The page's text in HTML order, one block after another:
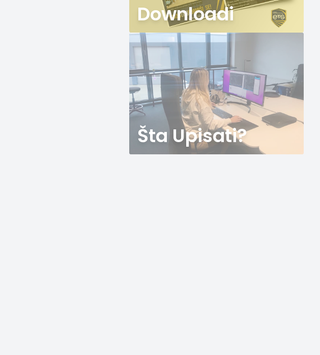
Downloadi
Šta Upisati?